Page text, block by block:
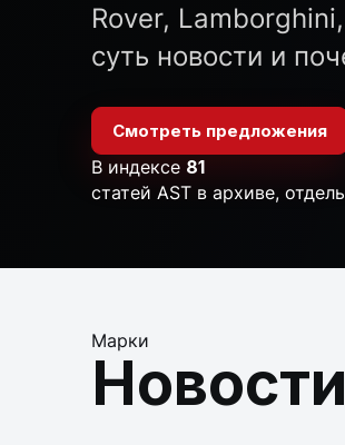
Rover,
суть новости и
Смотреть предложения
В индексе 81
статей AST в архиве,
Марки